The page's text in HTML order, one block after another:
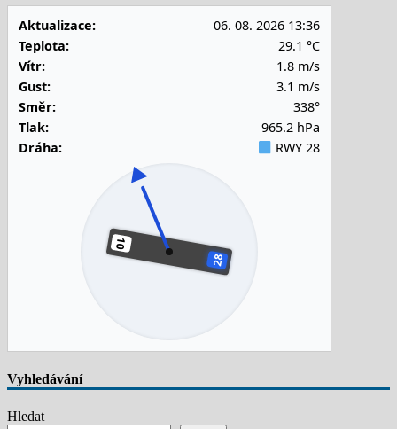
Aktualizace:
06. 08. 2026 13:36
Teplota:
29.1 °C
Vítr:
1.8 m/s
Gust:
3.1 m/s
Směr:
338°
Tlak:
965.2 hPa
Dráha:
RWY 28
Vyhledávání
Hledat